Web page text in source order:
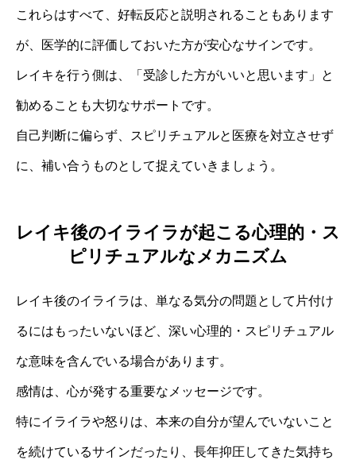
これらはすべて、好転反応と説明されることもあります
が、医学的に評価しておいた方が安心なサインです。
レイキを行う側は、「受診した方がいいと思います」と
勧めることも大切なサポートです。
自己判断に偏らず、スピリチュアルと医療を対立させず
に、補い合うものとして捉えていきましょう。
レイキ後のイライラが起こる心理的・ス
ピリチュアルなメカニズム
レイキ後のイライラは、単なる気分の問題として片付け
るにはもったいないほど、深い心理的・スピリチュアル
な意味を含んでいる場合があります。
感情は、心が発する重要なメッセージです。
特にイライラや怒りは、本来の自分が望んでいないこと
を続けているサインだったり、長年抑圧してきた気持ち